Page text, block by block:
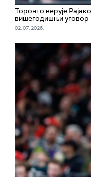
Торонто верује
вишегодишњи уговор
02. 07. 2026.